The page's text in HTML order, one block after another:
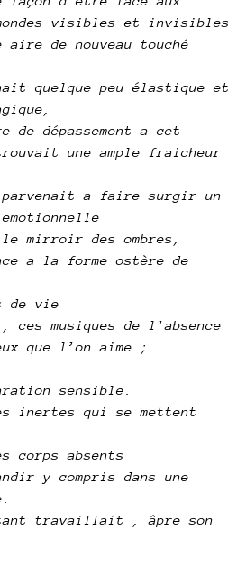
visibles et invisibles
de nouveau touché
quelque peu élastique et
de dépassement a cet
une ample fraicheur
parvenait a faire surgir un
mirroir des ombres,
a la forme ostère de
de vie
ces musiques de l’absence
que l’on aime ;
sensible.
inertes qui se mettent
corps absents
y compris dans une
travaillait , âpre son